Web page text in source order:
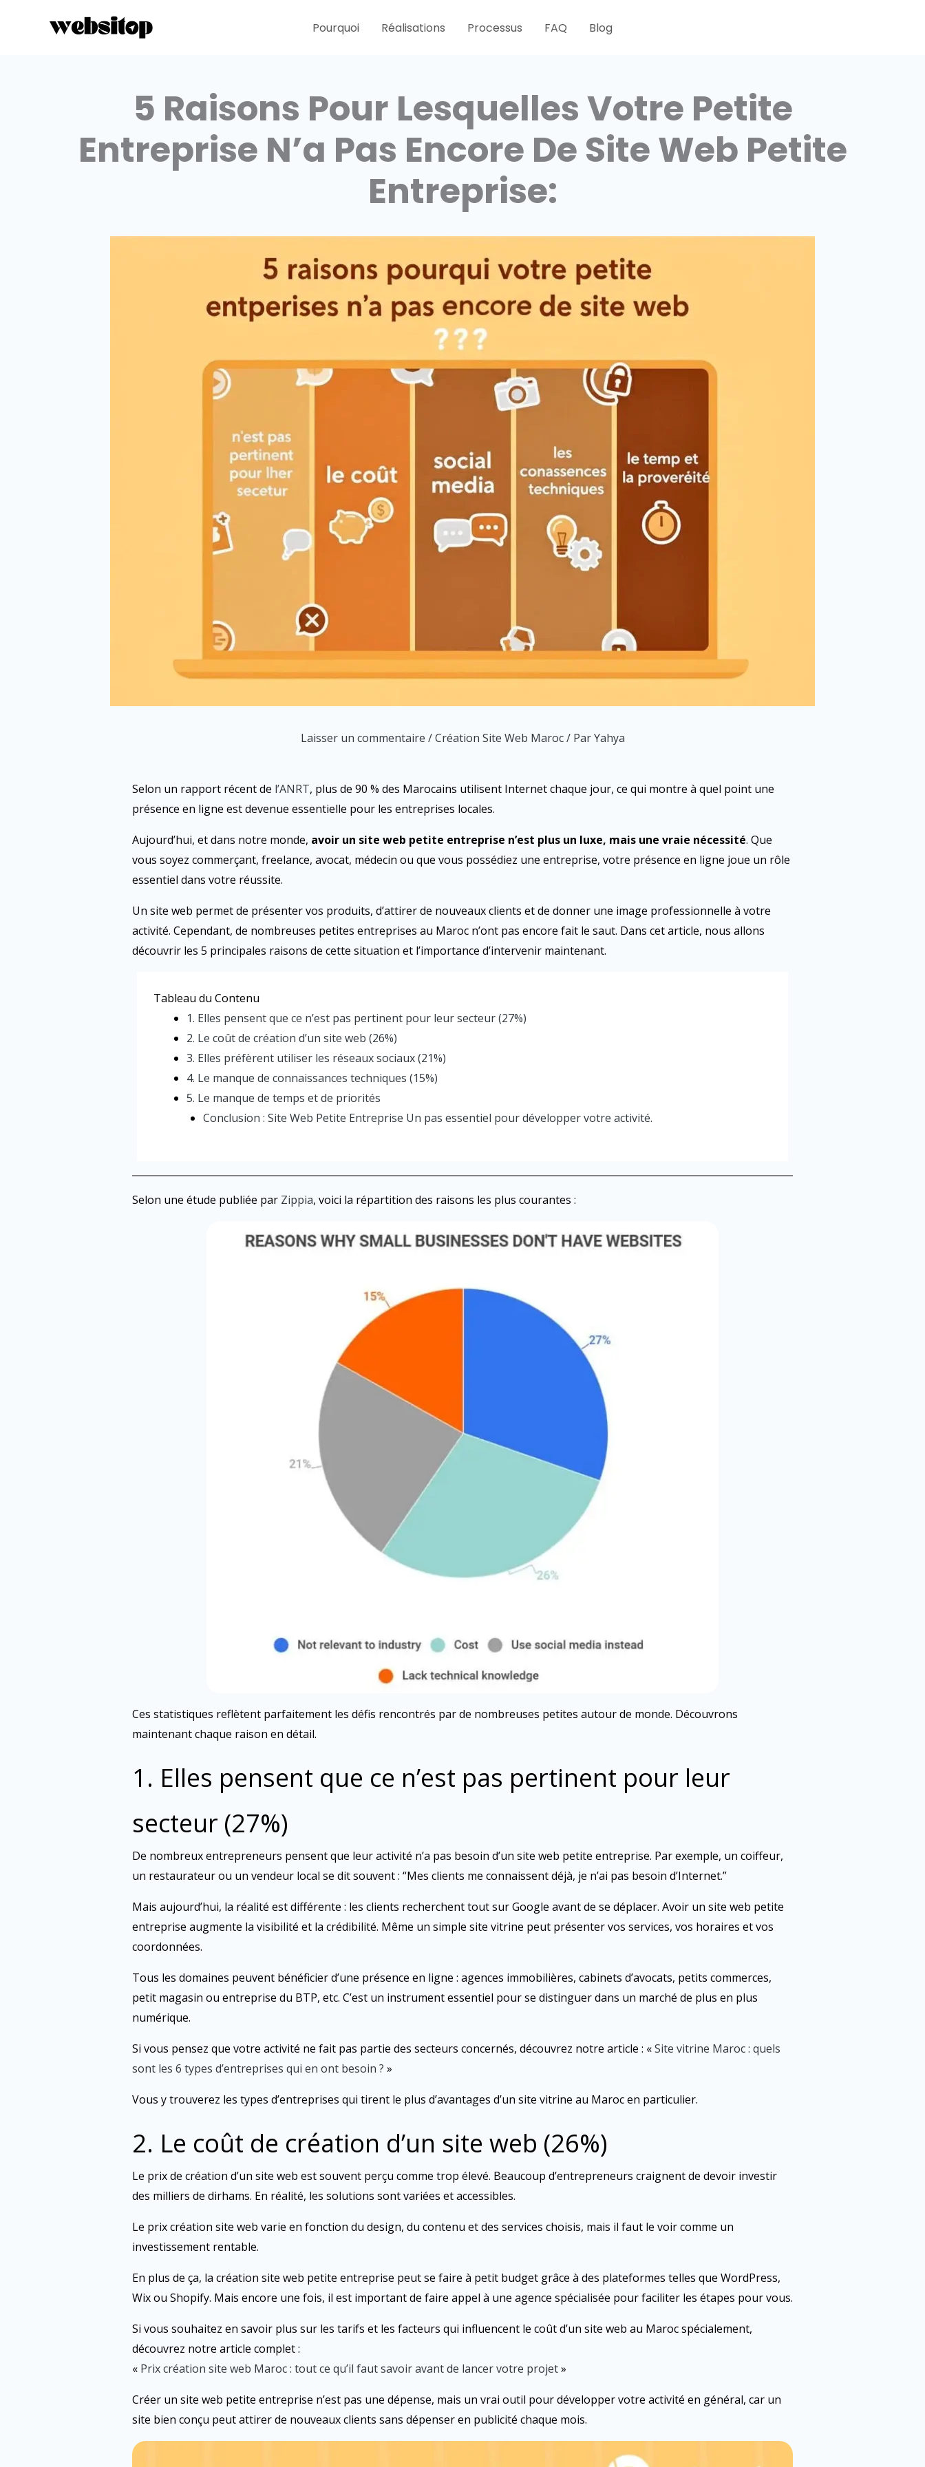
Pourquoi Réalisations Processus FAQ Blog
5 Raisons Pour Lesquelles Votre Petite
Entreprise N’a Pas Encore De Site Web Petite
Entreprise:
Laisser un commentaire /Création Site Web Maroc/ ParYahya
Selon un rapport récent de l’ANRT, plus de 90 % des Marocains utilisent Internet chaque jour, ce qui montre à quel point une
présence en ligne est devenue essentielle pour les entreprises locales.
Aujourd’hui, et dans notre monde, avoir un site web petite entreprise n’est plus un luxe, mais une vraie nécessité. Que
vous soyez commerçant, freelance, avocat, médecin ou que vous possédiez une entreprise, votre présence en ligne joue un rôle
essentiel dans votre réussite.
Un site web permet de présenter vos produits, d’attirer de nouveaux clients et de donner une image professionnelle à votre
activité. Cependant, de nombreuses petites entreprises au Maroc n’ont pas encore fait le saut. Dans cet article, nous allons
découvrir les 5 principales raisons de cette situation et l’importance d’intervenir maintenant.
Tableau du Contenu
1. Elles pensent que ce n’est pas pertinent pour leur secteur (27%)
2. Le coût de création d’un site web (26%)
3. Elles préfèrent utiliser les réseaux sociaux (21%)
4. Le manque de connaissances techniques (15%)
5. Le manque de temps et de priorités
Conclusion : Site Web Petite Entreprise Un pas essentiel pour développer votre activité.
Selon une étude publiée par Zippia, voici la répartition des raisons les plus courantes :
Ces statistiques reflètent parfaitement les défis rencontrés par de nombreuses petites autour de monde. Découvrons
maintenant chaque raison en détail.
1. Elles pensent que ce n’est pas pertinent pour leur
secteur (27%)
De nombreux entrepreneurs pensent que leur activité n’a pas besoin d’un site web petite entreprise. Par exemple, un coiffeur,
un restaurateur ou un vendeur local se dit souvent : “Mes clients me connaissent déjà, je n’ai pas besoin d’Internet.”
Mais aujourd’hui, la réalité est différente : les clients recherchent tout sur Google avant de se déplacer. Avoir un site web petite
entreprise augmente la visibilité et la crédibilité. Même un simple site vitrine peut présenter vos services, vos horaires et vos
coordonnées.
Tous les domaines peuvent bénéficier d’une présence en ligne : agences immobilières, cabinets d’avocats, petits commerces,
petit magasin ou entreprise du BTP, etc. C’est un instrument essentiel pour se distinguer dans un marché de plus en plus
numérique.
Si vous pensez que votre activité ne fait pas partie des secteurs concernés, découvrez notre article : «Site vitrine Maroc : quels
sont les 6 types d’entreprises qui en ont besoin ? »
Vous y trouverez les types d’entreprises qui tirent le plus d’avantages d’un site vitrine au Maroc en particulier.
2. Le coût de création d’un site web (26%)
Le prix de création d’un site web est souvent perçu comme trop élevé. Beaucoup d’entrepreneurs craignent de devoir investir
des milliers de dirhams. En réalité, les solutions sont variées et accessibles.
Le prix création site web varie en fonction du design, du contenu et des services choisis, mais il faut le voir comme un
investissement rentable.
En plus de ça, la création site web petite entreprise peut se faire à petit budget grâce à des plateformes telles que WordPress,
Wix ou Shopify. Mais encore une fois, il est important de faire appel à une agence spécialisée pour faciliter les étapes pour vous.
Si vous souhaitez en savoir plus sur les tarifs et les facteurs qui influencent le coût d’un site web au Maroc spécialement,
découvrez notre article complet :
« Prix création site web Maroc : tout ce qu’il faut savoir avant de lancer votre projet»
Créer un site web petite entreprise n’est pas une dépense, mais un vrai outil pour développer votre activité en général, car un
site bien conçu peut attirer de nouveaux clients sans dépenser en publicité chaque mois.